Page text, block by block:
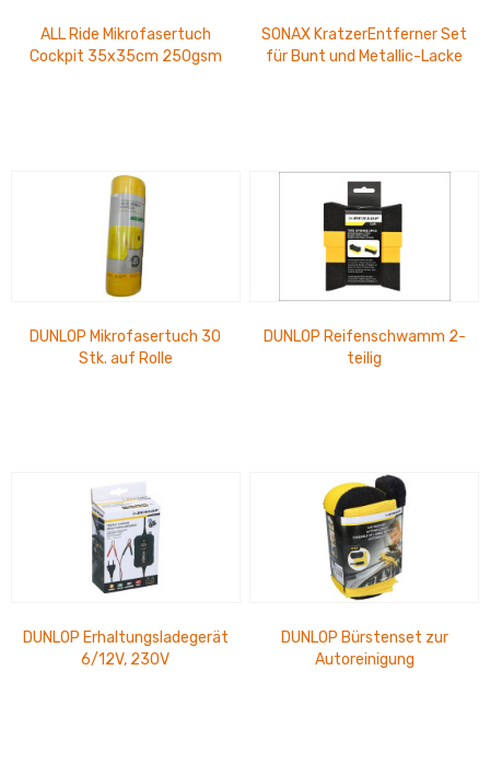
ALL Ride Mikrofasertuch
Cockpit 35x35cm 250gsm
SONAX KratzerEntferner Set
für Bunt und Metallic-Lacke
DUNLOP Mikrofasertuch 30
Stk. auf Rolle
DUNLOP Reifenschwamm 2-
teilig
DUNLOP Erhaltungsladegerät
6/12V, 230V
DUNLOP Bürstenset zur
Autoreinigung